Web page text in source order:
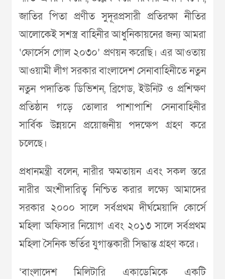
জাতির পিতা প্রণীত সুদূরপ্রসারী প্রতিরক্ষা নীতির
আলোকেই সশস্ত্র বাহিনীর আধুনিকায়নের জন্য আমরা
‘ফোর্সেস গোল ২০৩০’ প্রণয়ন করেছি। এর আওতায়
আওয়ামী লীগ সরকার বাংলাদেশ সেনাবাহিনীতে নতুন
নতুন পদাতিক ডিভিশন, ব্রিগেড, ইউনিট ও প্রশিক্ষণ
প্রতিষ্ঠান গড়ে তোলার পাশাপাশি সেনাবাহিনীর
সার্বিক উন্নয়নে প্রয়োজনীয় পদক্ষেপ গ্রহণ করে
চলেছে।
প্রধানমন্ত্রী বলেন, নারীর ক্ষমতায়ন এবং সকল স্তরে
নারীর অংশীদারিত্ব নিশ্চিত করার লক্ষ্যে আমাদের
সরকার ২০০০ সালে সর্বপ্রথম দীর্ঘমেয়াদি কোর্সে
মহিলা অফিসার নিয়োগ এবং ২০১৩ সালে সর্বপ্রথম
মহিলা সৈনিক ভর্তির যুগান্তকারী সিদ্ধান্ত গ্রহণ করে।
‘বাংলাদেশ মিলিটারি একাডেমিকে একটি